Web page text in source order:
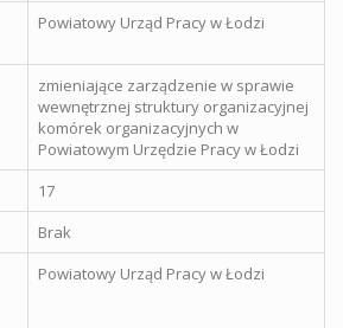
Powiatowy Urząd Pracy w Łodzi
zmieniające zarządzenie w sprawie
wewnętrznej struktury organizacyjnej
komórek organizacyjnych w
Powiatowym Urzędzie Pracy w Łodzi
17
Brak
Powiatowy Urząd Pracy w Łodzi